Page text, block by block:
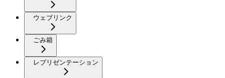
ウェブリンク
ごみ箱
レプリゼンテーション